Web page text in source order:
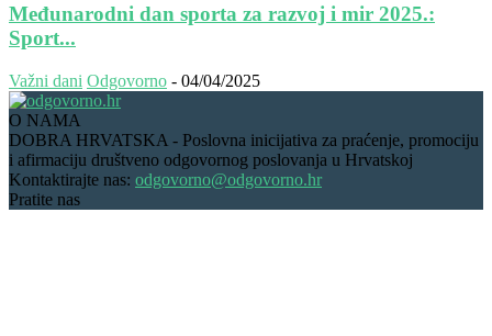
Međunarodni dan sporta za razvoj i mir 2025.:
Sport...
Važni dani Odgovorno - 04/04/2025
O NAMA
DOBRA HRVATSKA - Poslovna inicijativa za praćenje, promociju
i afirmaciju društveno odgovornog poslovanja u Hrvatskoj
Kontaktirajte nas: odgovorno@odgovorno.hr
Pratite nas